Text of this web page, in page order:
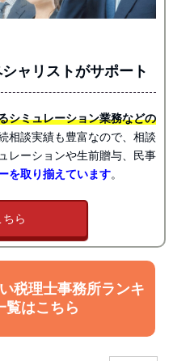
ャリストがサポート
シミュレーション業務などの
相談実績も豊富なので、相談
レーションや生前贈与、民事
を取り揃えています。
ら
税理士事務所ランキ
覧はこちら